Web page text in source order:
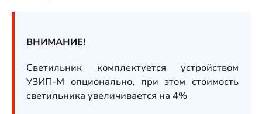
ВНИМАНИЕ!
Светильник комплектуется устройством
УЗИП-М опционально, при этом стоимость
светильника увеличивается на 4%